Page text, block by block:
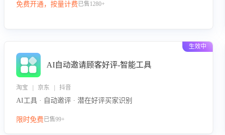
免费开通，按量计费已售1280+
生效中
AI自动邀请顾客好评-智能工具
淘宝 | 京东 | 抖音
AI工具 · 自动邀评 · 潜在好评买家识别
限时免费已售99+